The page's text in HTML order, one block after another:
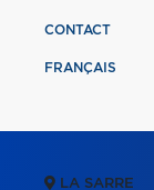
CONTACT
FRANÇAIS
LA SARRE